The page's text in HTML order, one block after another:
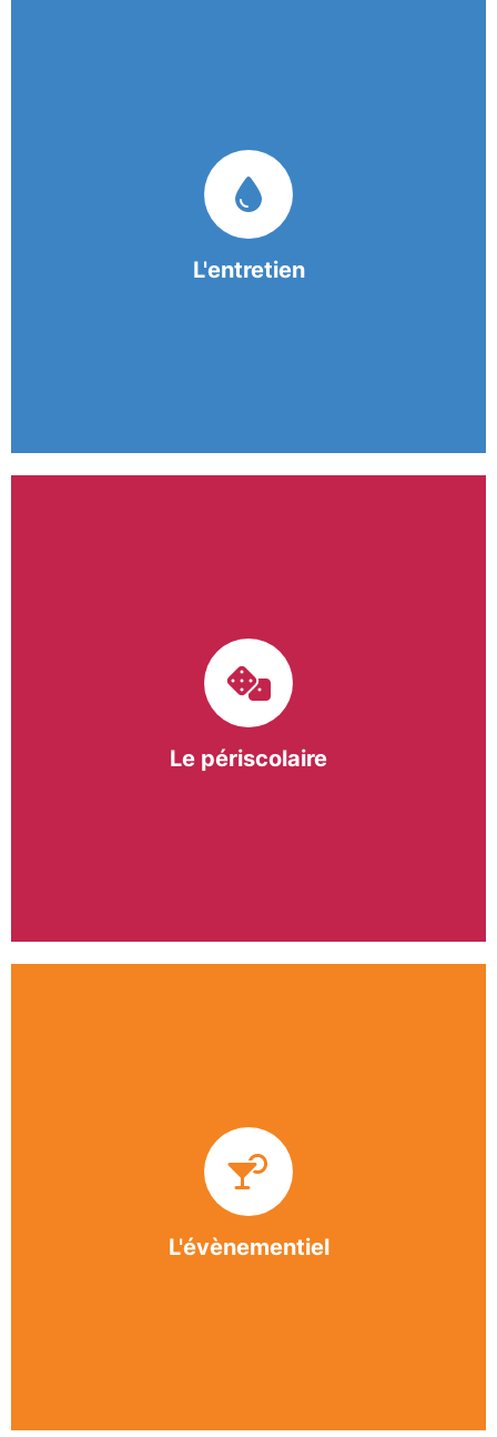
L'entretien
garantissent une prestation de nettoyage de
qualité.
Le périscolaire
bergeracois. A travers les Temps d’Activités
Périscolaires (TAP) et les Pauses Méridiennes, nous
apportons une réponse adaptée et individualisée
L'évènementiel
BASE apporte des solutions innovantes et
originales dans l’organisation des manifestations,
festivals, conventions, colloques et assemblées